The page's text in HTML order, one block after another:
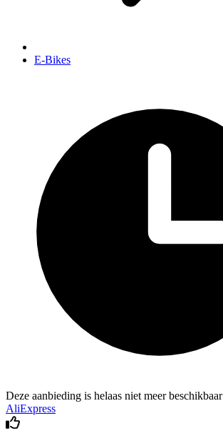
E-Bikes
Deze aanbieding is helaas niet meer beschikbaar
AliExpress